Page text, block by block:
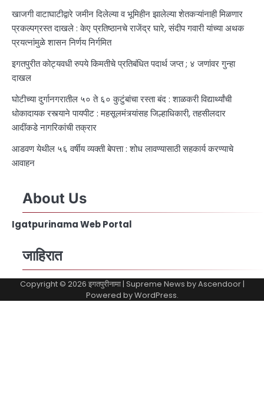
खाजगी वाटाघाटीद्वारे जमीन दिलेल्या व भूमिहीन झालेल्या शेतकऱ्यांनाही मिळणार
प्रकल्पग्रस्त दाखले : केए प्रतिष्ठानचे राजेंद्र घारे, संदीप गवारी यांच्या अथक
प्रयत्नांमुळे शासन निर्णय निर्गमित
इगतपुरीत कोट्यवधी रुपये किमतीचे प्रतिबंधित पदार्थ जप्त ; ४ जणांवर गुन्हा
दाखल
घोटीच्या दुर्गानगरातील ५० ते ६० कुटुंबांचा रस्ता बंद : शाळकरी विद्यार्थ्यांची
धोकादायक रस्त्याने पायपीट : महसूलमंत्र्यांसह जिल्हाधिकारी, तहसीलदार
आदींकडे नागरिकांची तक्रार
आडवण येथील ५६ वर्षीय व्यक्ती बेपत्ता : शोध लावण्यासाठी सहकार्य करण्याचे
आवाहन
About Us
Igatpurinama Web Portal
जाहिरात
Copyright © 2026 इगतपुरीनामा| Supreme News byAscendoor|
Powered byWordPress.